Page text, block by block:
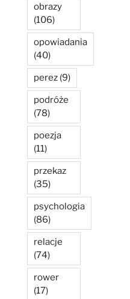
obrazy
(106)
opowiadania
(40)
perez (9)
podróże
(78)
poezja
(11)
przekaz
(35)
psychologia
(86)
relacje
(74)
rower
(17)